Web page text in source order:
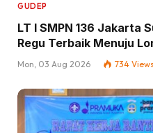
GUDEP
LT I SMPN 136 Jakarta
Regu Terbaik Menuju
Mon, 03 Aug 2026 734 Views